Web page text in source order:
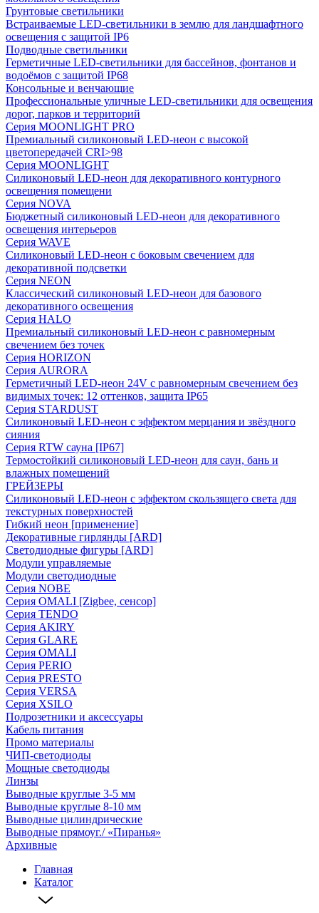
Грунтовые светильники
Встраиваемые LED-светильники в землю для ландшафтного
освещения с защитой IP6
Подводные светильники
Герметичные LED-светильники для бассейнов, фонтанов и
водоёмов с защитой IP68
Консольные и венчающие
Профессиональные уличные LED-светильники для освещения
дорог, парков и территорий
Серия MOONLIGHT PRO
Премиальный силиконовый LED-неон с высокой
цветопередачей CRI>98
Серия MOONLIGHT
Силиконовый LED-неон для декоративного контурного
освещения помещени
Серия NOVA
Бюджетный силиконовый LED-неон для декоративного
освещения интерьеров
Серия WAVE
Силиконовый LED-неон с боковым свечением для
декоративной подсветки
Серия NEON
Классический силиконовый LED-неон для базового
декоративного освещения
Серия HALO
Премиальный силиконовый LED-неон с равномерным
свечением без точек
Серия HORIZON
Серия AURORA
Герметичный LED-неон 24V с равномерным свечением без
видимых точек: 12 оттенков, защита IP65
Серия STARDUST
Силиконовый LED-неон с эффектом мерцания и звёздного
сияния
Серия RTW сауна [IP67]
Термостойкий силиконовый LED-неон для саун, бань и
влажных помещений
ГРЕЙЗЕРЫ
Силиконовый LED-неон с эффектом скользящего света для
текстурных поверхностей
Гибкий неон [применение]
Декоративные гирлянды [ARD]
Светодиодные фигуры [ARD]
Модули управляемые
Модули светодиодные
Серия NOBE
Серия OMALI [Zigbee, сенсор]
Серия TENDO
Серия AKIRY
Серия GLARE
Серия OMALI
Серия PERIO
Серия PRESTO
Серия VERSA
Серия XSILO
Подрозетники и аксессуары
Кабель питания
Промо материалы
ЧИП-светодиоды
Мощные светодиоды
Линзы
Выводные круглые 3-5 мм
Выводные круглые 8-10 мм
Выводные цилиндрические
Выводные прямоуг./ «Пиранья»
Архивные
Главная
Каталог